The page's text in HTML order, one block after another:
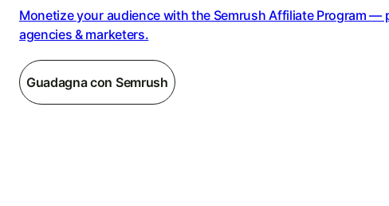
Monetize your audience with the Semrush Affiliate Program —
agencies & marketers.
Guadagna con Semrush